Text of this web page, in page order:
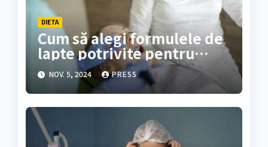
DIETA
Cum să alegi formulele de
lapte potrivite pentru
sugarii cu alergii
NOV. 5, 2024 PRESS